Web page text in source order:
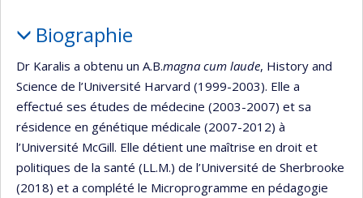
Biographie
Dr Karalis a obtenu un A.B.magna cum laude, History and
Science de l’Université Harvard (1999-2003). Elle a
effectué ses études de médecine (2003-2007) et sa
résidence en génétique médicale (2007-2012) à
l’Université McGill. Elle détient une maîtrise en droit et
politiques de la santé (LL.M.) de l’Université de Sherbrooke
(2018) et a complété le Microprogramme en pédagogie